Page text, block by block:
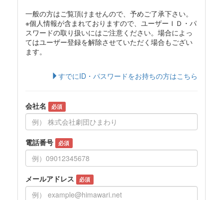
一般の方はご覧頂けませんので、予めご了承下さい。
※個人情報が含まれておりますので、ユーザーＩＤ・パ
スワードの取り扱いにはご注意ください。場合によっ
てはユーザー登録を解除させていただく場合もござい
ます。
すでにID・パスワードをお持ちの方はこちら
会社名 必須
電話番号 必須
メールアドレス 必須